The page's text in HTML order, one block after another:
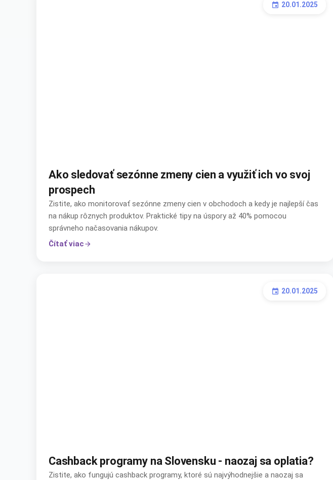
event 20.01.2025
Ako sledovať sezónne zmeny cien a využiť ich vo svoj
prospech
Zistite, ako monitorovať sezónne zmeny cien v obchodoch a kedy je najlepší čas
na nákup rôznych produktov. Praktické tipy na úspory až 40% pomocou
správneho načasovania nákupov.
Čítať viac arrow_forward
event 20.01.2025
Cashback programy na Slovensku - naozaj sa oplatia?
Zistite, ako fungujú cashback programy, ktoré sú najvýhodnejšie a naozaj sa